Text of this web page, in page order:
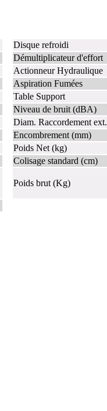
Disque refroidi
Démultiplicateur d'effort
Actionneur Hydraulique
Aspiration Fumées
Table Support
Niveau de bruit (dBA)
Diam. Raccordement ext.
Encombrement (mm)
Poids Net (kg)
Colisage standard (cm)
Poids brut (Kg)